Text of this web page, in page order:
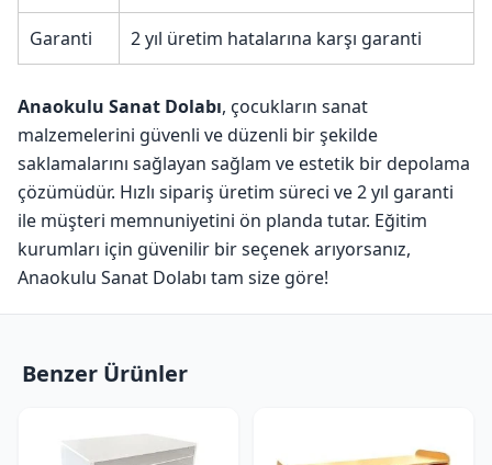
Garanti 2 yıl üretim hatalarına karşı garanti
Anaokulu Sanat Dolabı, çocukların sanat
malzemelerini güvenli ve düzenli bir şekilde
saklamalarını sağlayan sağlam ve estetik bir depolama
çözümüdür. Hızlı sipariş üretim süreci ve 2 yıl garanti
ile müşteri memnuniyetini ön planda tutar. Eğitim
kurumları için güvenilir bir seçenek arıyorsanız,
Anaokulu Sanat Dolabı tam size göre!
Benzer Ürünler